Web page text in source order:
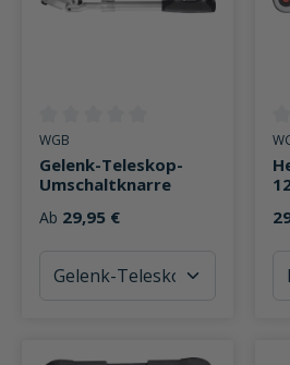
Durchschnittliche Bewertung von 0
WGB
Gelenk-Teleskop-
Umschaltknarre
Ab 29,95 €